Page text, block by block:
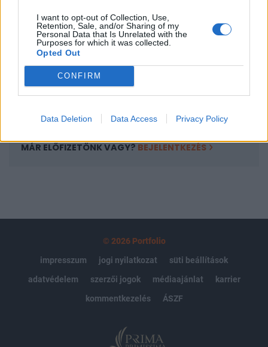
I want to opt-out of Collection, Use,
Retention, Sale, and/or Sharing of my
Personal Data that Is Unrelated with the
Purposes for which it was collected.
Opted Out
CONFIRM
Data Deletion Data Access Privacy Policy
Az előfizetés a következőket tartalmazza:
Portfolio.hu teljes cikkarchívum
Kötéslisták: BÉT elmúlt 2 év napon belüli
kötéslistái
MÁR ELŐFIZETŐNK VAGY? BEJELENTKEZÉS
© 2026 Portfolio
impresszum
jogi nyilatkozat
süti beállítások
adatvédelem
szerzői jogok médiaajánlat
karrier
kommentkezelés
ÁSZF